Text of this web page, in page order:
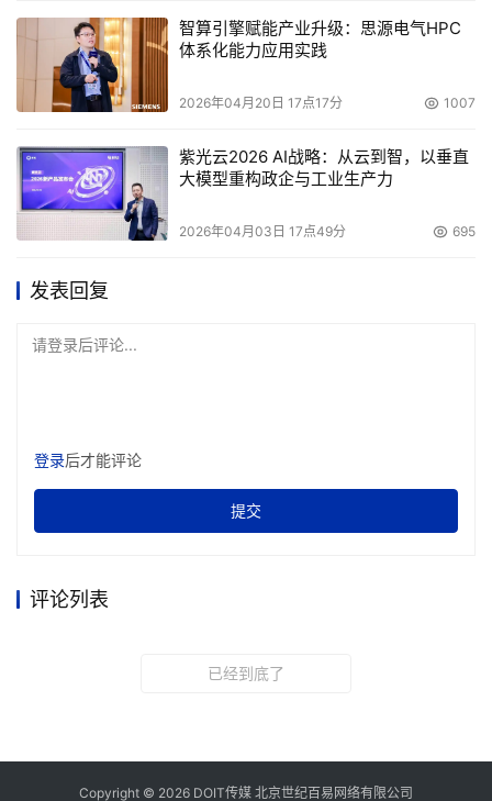
智算引擎赋能产业升级：思源电气HPC
体系化能力应用实践
2026年04月20日 17点17分 1007
紫光云2026 AI战略：从云到智，以垂直
大模型重构政企与工业生产力
2026年04月03日 17点49分 695
发表回复
请登录后评论...
登录后才能评论
提交
评论列表
已经到底了
Copyright © 2026 DOIT传媒 北京世纪百易网络有限公司